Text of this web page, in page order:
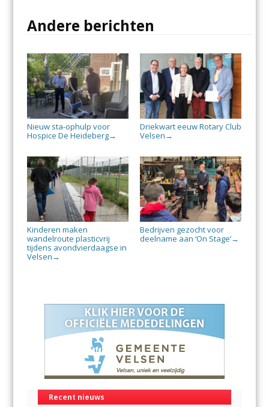
Andere berichten
Nieuw sta-ophulp voor
Hospice De Heideberg→
Driekwart eeuw Rotary Club
Velsen →
Kinderen maken
wandelroute plasticvrij
tijdens avondvierdaagse in
Velsen →
Bedrijven gezocht voor
deelname aan ‘On Stage’→
Recent nieuws